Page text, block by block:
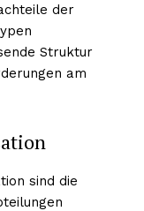
der
Struktur
am
sind die